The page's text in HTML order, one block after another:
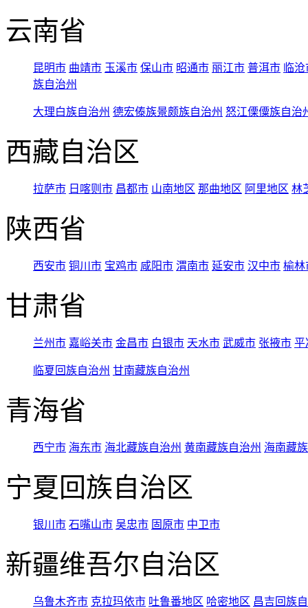
云南省
昆明市 曲靖市 玉溪市 保山市 昭通市 丽江市 普洱市 临
族自治州
大理白族自治州 德宏傣族景颇族自治州 怒江傈僳族自治
西藏自治区
拉萨市 日喀则市 昌都市 山南地区 那曲地区 阿里地区 林
陕西省
西安市 铜川市 宝鸡市 咸阳市 渭南市 延安市 汉中市 榆林
甘肃省
兰州市 嘉峪关市 金昌市 白银市 天水市 武威市 张掖市 平
临夏回族自治州 甘南藏族自治州
青海省
西宁市 海东市 海北藏族自治州 黄南藏族自治州 海南藏
宁夏回族自治区
银川市 石嘴山市 吴忠市 固原市 中卫市
新疆维吾尔自治区
乌鲁木齐市 克拉玛依市 吐鲁番地区 哈密地区 昌吉回族